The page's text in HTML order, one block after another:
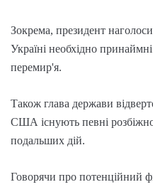
Зокрема, президент
Україні необхідно
перемир'я.
Також глава держави
США існують певні
подальших дій.
Говорячи про потенційний